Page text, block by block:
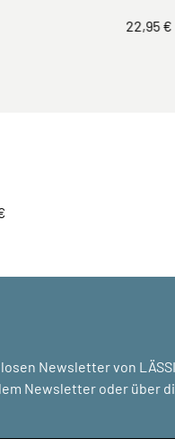
22,95 €
Newsletter von
Newsletter oder über